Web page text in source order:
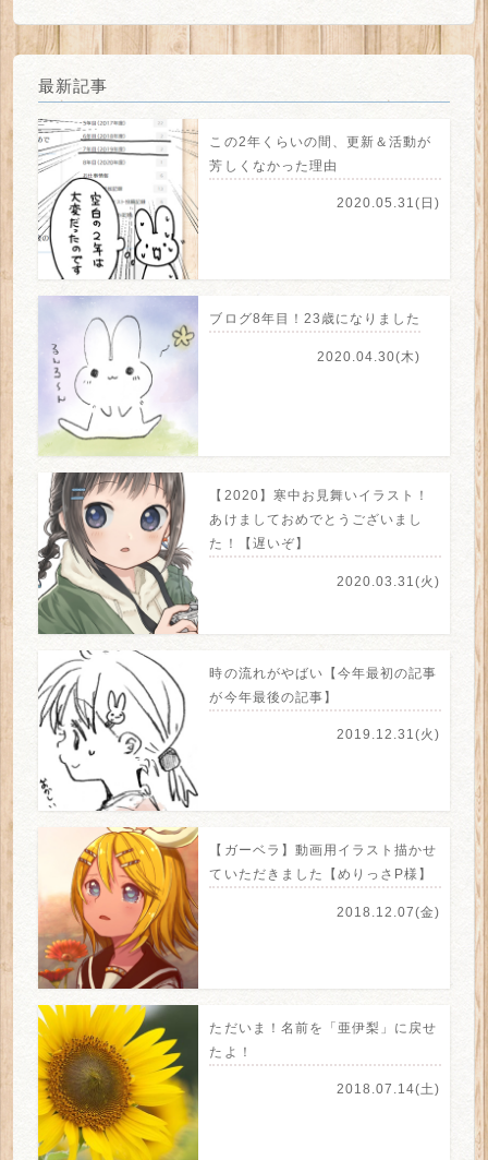
最新記事
この2年くらいの間、更新＆活動が
芳しくなかった理由
2020.05.31(日)
ブログ8年目！23歳になりました
2020.04.30(木)
【2020】寒中お見舞いイラスト！
あけましておめでとうございまし
た！【遅いぞ】
2020.03.31(火)
時の流れがやばい【今年最初の記事
が今年最後の記事】
2019.12.31(火)
【ガーベラ】動画用イラスト描かせ
ていただきました【めりっさP様】
2018.12.07(金)
ただいま！名前を「亜伊梨」に戻せ
たよ！
2018.07.14(土)